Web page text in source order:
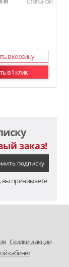
в корзину
в 1 клик
заказ!
принимаете
Скидки и акции
кабинет